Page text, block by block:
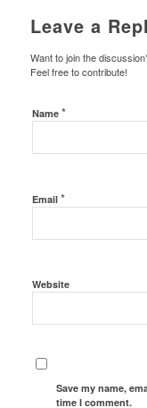
Leave a
Want to join the
Feel free to contribute!
Name *
Email *
Website
Save my name,
time I comment.